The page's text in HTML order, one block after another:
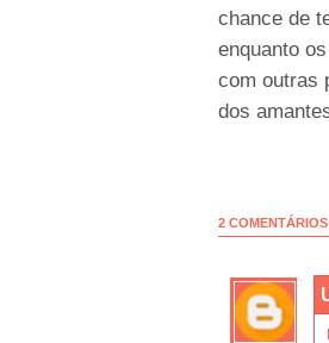
chance de
enquanto
com outras
dos
2